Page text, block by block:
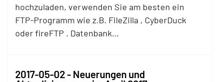
hochzuladen, verwenden Sie am besten ein
FTP-Programm wie z.B. FileZilla , CyberDuck
oder fireFTP . Datenbank…
2017-05-02 - Neuerungen und